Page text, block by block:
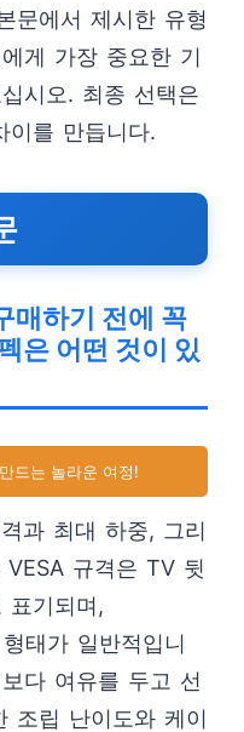
문에서 제시한 유형
게 가장 중요한 기
시오. 최종 선택은
이를 만듭니다.
매하기 전에 꼭
은 어떤 것이 있
드는 놀라운 여정!
과 최대 하중, 그리
VESA 규격은 TV 뒷
표기되며,
태가 일반적입니
다 여유를 두고 선
조립 난이도와 케이